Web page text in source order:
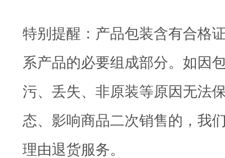
特别提醒：产品包装含有合格
系产品的必要组成部分。如因
污、丢失、非原装等原因无法
态、影响商品二次销售的，我
理由退货服务。